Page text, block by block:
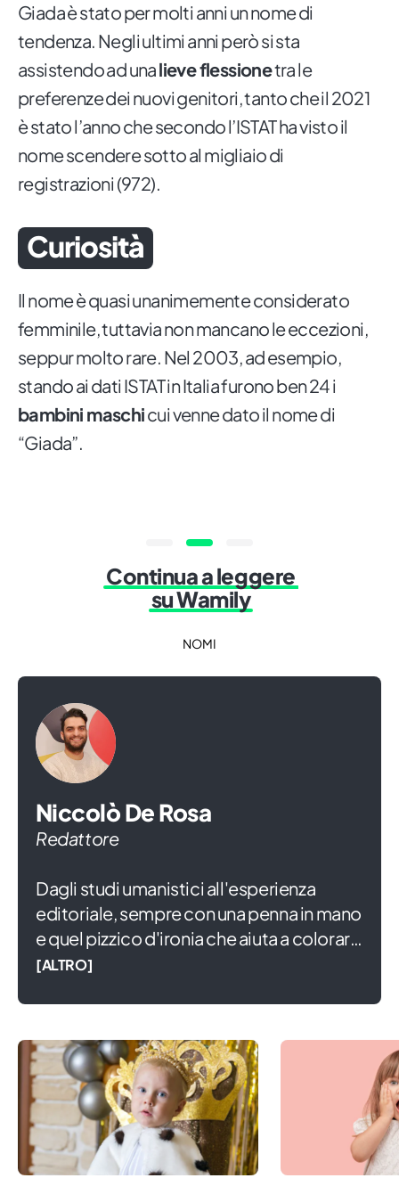
Giada è stato per molti anni un nome di
tendenza. Negli ultimi anni però si sta
assistendo ad unalieve flessionetra le
preferenze dei nuovi genitori, tanto che il 2021
è stato l’anno che secondo l’ISTAT ha visto il
nome scendere sotto al migliaio di
registrazioni (972).
Curiosità
Il nome è quasi unanimemente considerato
femminile, tuttavia non mancano le eccezioni,
seppur molto rare. Nel 2003, ad esempio,
stando ai dati ISTAT in Italia furono ben 24 i
bambini maschicui venne dato il nome di
“Giada”.
Continua a leggere
su Wamily
NOMI
Niccolò De Rosa
Redattore
Dagli studi umanistici all'esperienza
editoriale, sempre con una penna in mano
e quel pizzico d'ironia che aiuta a colorare
la vita. In attesa di diventare grande,
di seminare potremo coltivare un mondo
migliore per tutti.
[ALTRO]